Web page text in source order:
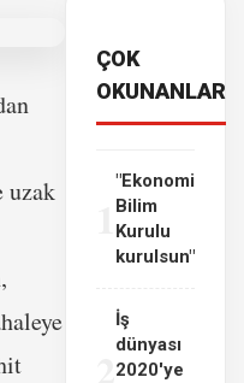
uzak
ÇOK
OKUNANLAR
"Ekonomi
Bilim
Kurulu
kurulsun"
İş
dünyası
2020'ye